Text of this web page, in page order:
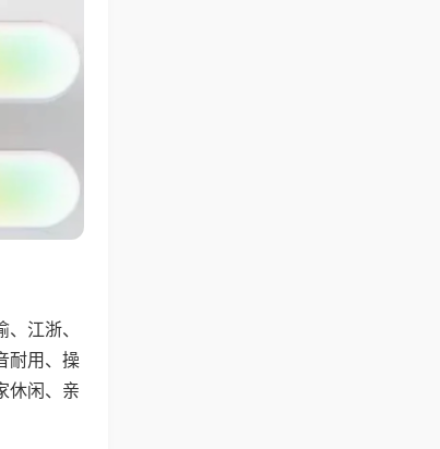
江浙、
耐用、操
休闲、亲